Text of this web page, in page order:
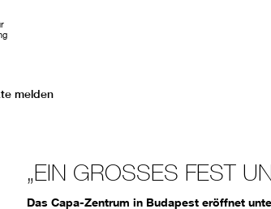
melden
„EIN GROSSES FEST
Das Capa-Zentrum in Budapest eröffnet